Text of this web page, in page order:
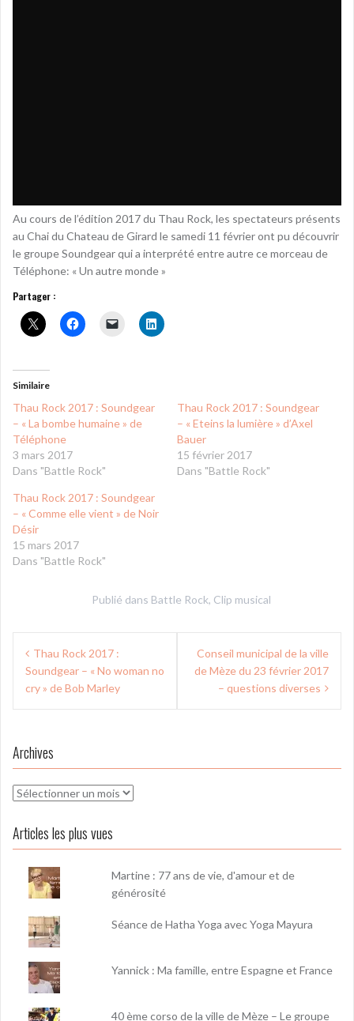
Au cours de l’édition 2017 du Thau Rock, les spectateurs présents
au Chai du Chateau de Girard le samedi 11 février ont pu découvrir
le groupe Soundgear qui a interprété entre autre ce morceau de
Téléphone: « Un autre monde »
Partager :
Similaire
Thau Rock 2017 : Soundgear
– « La bombe humaine » de
Téléphone
3 mars 2017
Dans "Battle Rock"
Thau Rock 2017 : Soundgear
– « Eteins la lumière » d’Axel
Bauer
15 février 2017
Dans "Battle Rock"
Thau Rock 2017 : Soundgear
– « Comme elle vient » de Noir
Désir
15 mars 2017
Dans "Battle Rock"
Publié dans Battle Rock, Clip musical
Navigation
de
l’article
Thau Rock 2017 :
Soundgear – « No woman no
cry » de Bob Marley
Conseil municipal de la ville
de Mèze du 23 février 2017
– questions diverses
Archives
Archives
Articles les plus vues
Martine : 77 ans de vie, d'amour et de
générosité
Séance de Hatha Yoga avec Yoga Mayura
Yannick : Ma famille, entre Espagne et France
40 ème corso de la ville de Mèze – Le groupe